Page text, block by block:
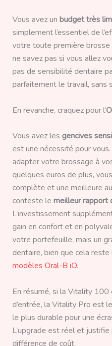
Vous avez un budget très
simplement l’essentiel de
votre toute première
ne savez pas si vous allez
pas de sensibilité dentaire
parfaitement le travail, sans
En revanche, craquez pour l’
Vous avez les gencives
est une nécessité pour
adapter votre brossage à
quelques euros de plus,
complète et une meilleure
conteste le meilleur rapport
L’investissement
gain en confort et en
votre portefeuille, mais un
dentaire, bien que cela reste
modèles Oral-B iO.
En résumé, si la Vitality
d’entrée, la Vitality Pro est
le plus durable pour une
L’upgrade est réel et
différence de coût.